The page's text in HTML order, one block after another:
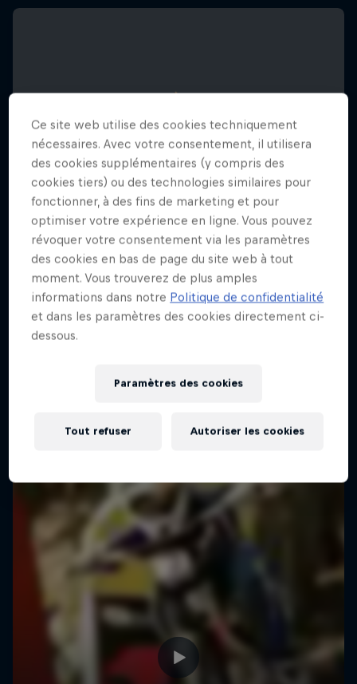
Red Bull District Ride
24 – 25 Juillet 2026
Ce site web utilise des cookies techniquement
nécessaires. Avec votre consentement, il utilisera
des cookies supplémentaires (y compris des
cookies tiers) ou des technologies similaires pour
fonctionner, à des fins de marketing et pour
optimiser votre expérience en ligne. Vous pouvez
révoquer votre consentement via les paramètres
des cookies en bas de page du site web à tout
moment. Vous trouverez de plus amples
informations dans notre Politique de confidentialité
et dans les paramètres des cookies directement ci-
dessous.
Paramètres des cookies
Tout refuser Autoriser les cookies